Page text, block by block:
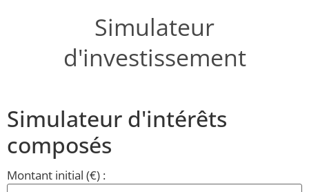
Simulateur
d'investissement
Simulateur d'intérêts
composés
Montant initial (€) :